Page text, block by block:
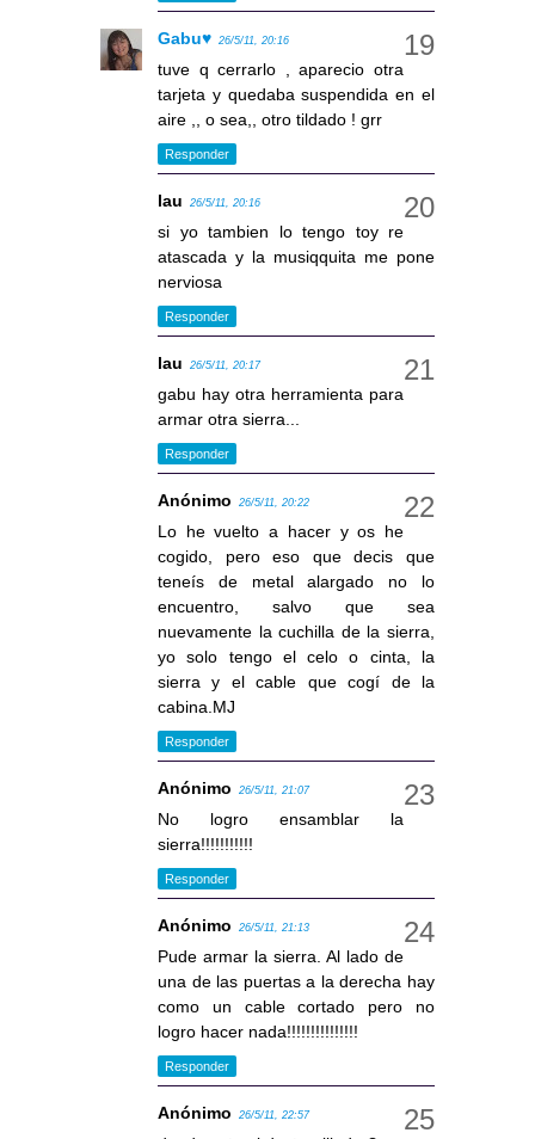
Gabu♥ 26/5/11, 20:16
tuve q cerrarlo , aparecio otra
tarjeta y quedaba suspendida en el
aire ,, o sea,, otro tildado ! grr
Responder
lau 26/5/11, 20:16
si yo tambien lo tengo toy re
atascada y la musiqquita me pone
nerviosa
Responder
lau 26/5/11, 20:17
gabu hay otra herramienta para
armar otra sierra...
Responder
Anónimo 26/5/11, 20:22
Lo he vuelto a hacer y os he
cogido, pero eso que decis que
teneís de metal alargado no lo
encuentro, salvo que sea
nuevamente la cuchilla de la sierra,
yo solo tengo el celo o cinta, la
sierra y el cable que cogí de la
cabina.MJ
Responder
Anónimo 26/5/11, 21:07
No logro ensamblar la
sierra!!!!!!!!!!!
Responder
Anónimo 26/5/11, 21:13
Pude armar la sierra. Al lado de
una de las puertas a la derecha hay
como un cable cortado pero no
logro hacer nada!!!!!!!!!!!!!!!
Responder
Anónimo 26/5/11, 22:57